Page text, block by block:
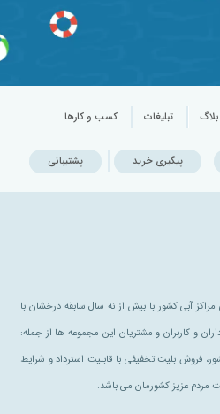
بلاگ تبلیغات کسب و کارها
پیگیری خرید پشتیبانی
آبی کشور با بیش از نه سال سابقه درخشان با
و کاربران و مشتریان این مجموعه ها از جمله:
فروش بلیت تخفیفی با قابلیت استرداد و شرایط
مردم عزیز کشورمان می باشد.